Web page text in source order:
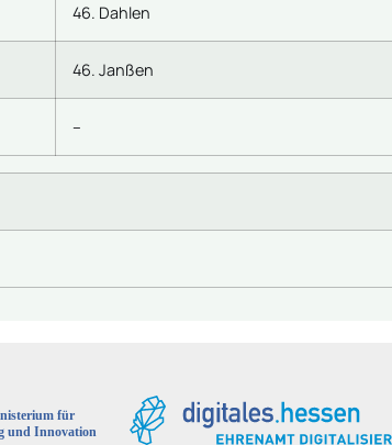
46. Dahlen
46. Janßen
–